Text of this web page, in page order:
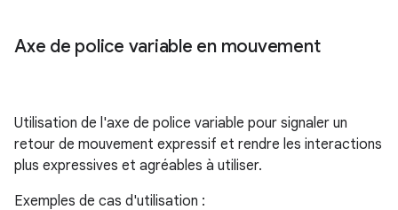
Axe de police variable en mouvement
Utilisation de l'axe de police variable pour signaler un
retour de mouvement expressif et rendre les interactions
plus expressives et agréables à utiliser.
Exemples de cas d'utilisation :